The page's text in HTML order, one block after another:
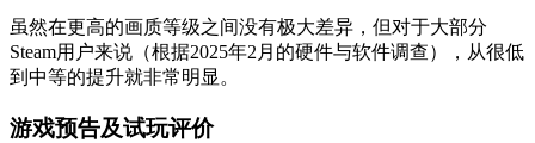
虽然在更高的画质等级之间没有极大差异，但对于大部分
Steam用户来说（根据2025年2月的硬件与软件调查），从很低
到中等的提升就非常明显。
游戏预告及试玩评价